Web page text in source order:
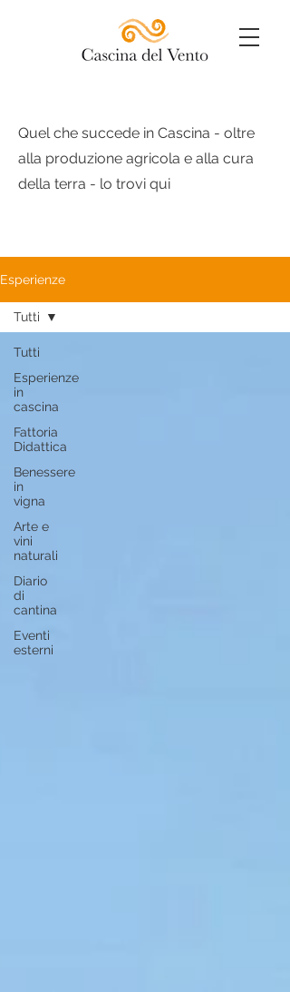
Quel che succede in Cascina - oltre
alla produzione agricola e alla cura
della terra - lo trovi qui
Esperienze
Tutti
Esperienze
in
cascina
Fattoria
Didattica
Benessere
in
vigna
Arte e
vini
naturali
Diario
di
cantina
Eventi
esterni
Tutti